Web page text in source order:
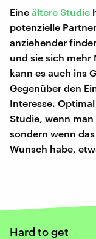
Eine ältere Studie
potenzielle
anziehender
und sie sich mehr
kann es auch ins
Gegenüber den
Interesse.
Studie, wenn
sondern wenn
Wunsch habe,
Hard to get